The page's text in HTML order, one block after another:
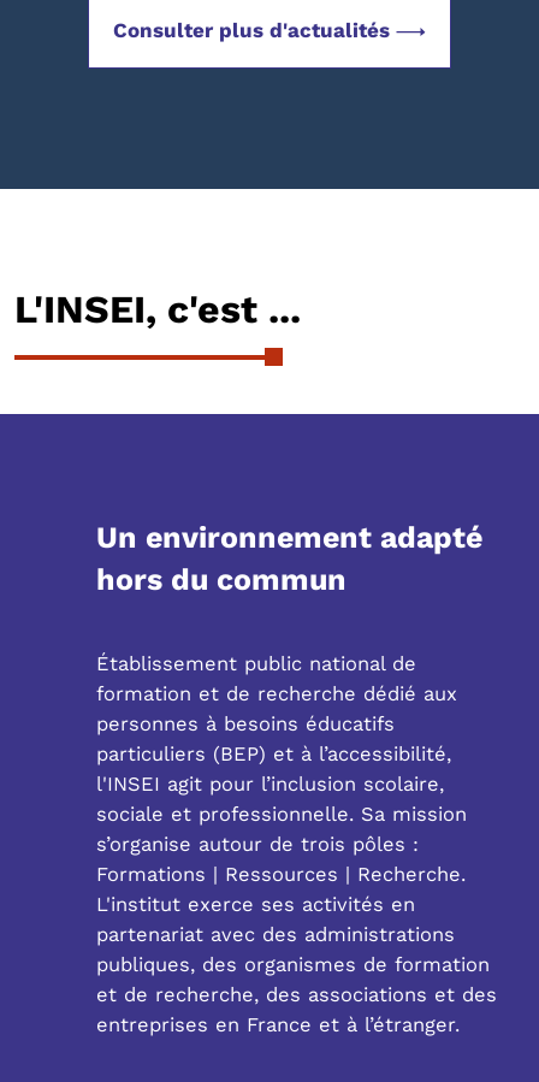
Consulter plus d'actualités
L'INSEI, c'est ...
Un environnement adapté
hors du commun
Établissement public national de
formation et de recherche dédié aux
personnes à besoins éducatifs
particuliers (BEP) et à l’accessibilité,
l'INSEI agit pour l’inclusion scolaire,
sociale et professionnelle. Sa mission
s’organise autour de trois pôles :
Formations | Ressources | Recherche.
L'institut exerce ses activités en
partenariat avec des administrations
publiques, des organismes de formation
et de recherche, des associations et des
entreprises en France et à l’étranger.